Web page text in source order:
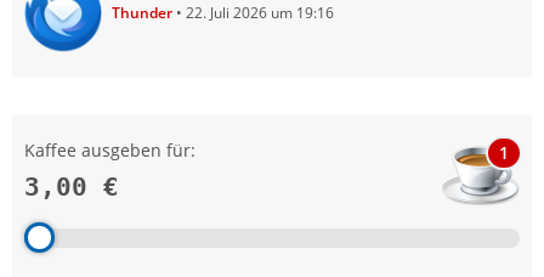
Thunder 22. Juli 2026 um 19:16
Kaffee ausgeben für:
3,00 €
1